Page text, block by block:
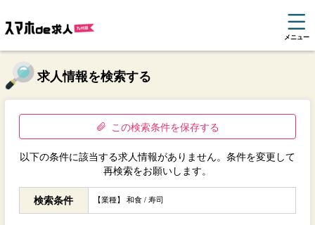
メニュー
求人情報を検索する
この検索条件を保存する
以下の条件に該当する求人情報がありません。条件を変更して
再検索をお願いします。
検索条件 【業種】 和食 / 寿司